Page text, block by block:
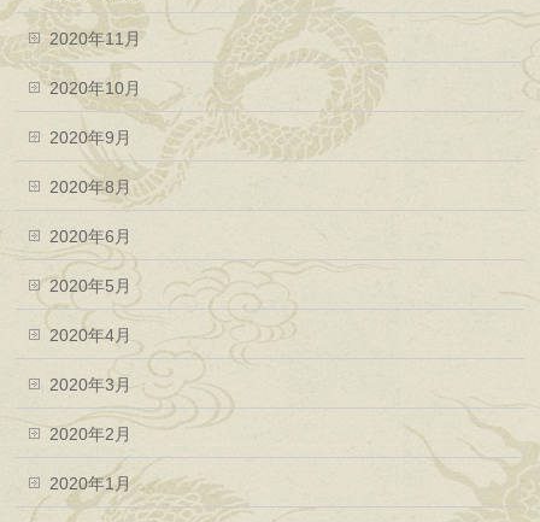
2020年11月
2020年10月
2020年9月
2020年8月
2020年6月
2020年5月
2020年4月
2020年3月
2020年2月
2020年1月